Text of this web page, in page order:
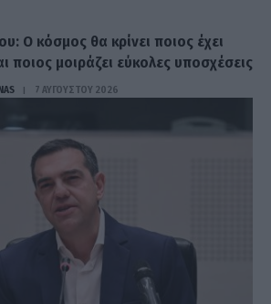
Ο κόσμος θα κρίνει ποιος έχει
ποιος μοιράζει εύκολες υποσχέσεις
7 ΑΥΓΟΎΣΤΟΥ 2026